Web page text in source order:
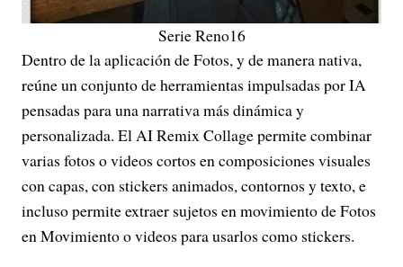
Serie Reno16
Dentro de la aplicación de Fotos, y de manera nativa,
reúne un conjunto de herramientas impulsadas por IA
pensadas para una narrativa más dinámica y
personalizada. El AI Remix Collage permite combinar
varias fotos o videos cortos en composiciones visuales
con capas, con stickers animados, contornos y texto, e
incluso permite extraer sujetos en movimiento de Fotos
en Movimiento o videos para usarlos como stickers.